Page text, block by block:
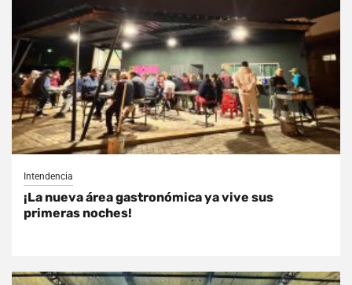
Intendencia
¡La nueva área gastronómica ya vive sus
primeras noches!